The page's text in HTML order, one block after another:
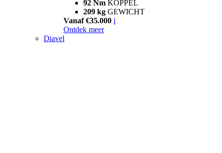
92 Nm KOPPEL
209 kg GEWICHT
Vanaf €35.000 i
Ontdek meer
Diavel